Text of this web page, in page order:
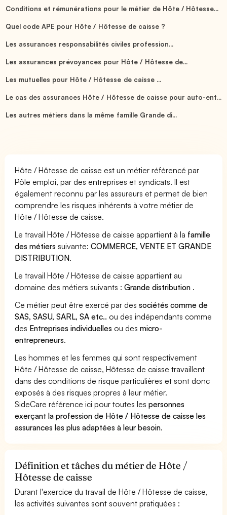
Conditions et rémunérations pour le métier de Hôte / Hôtesse...
Quel code APE pour Hôte / Hôtesse de caisse ?
Les assurances responsabilités civiles profession...
Les assurances prévoyances pour Hôte / Hôtesse de...
Les mutuelles pour Hôte / Hôtesse de caisse ...
Le cas des assurances Hôte / Hôtesse de caisse pour auto-ent...
Les autres métiers dans la même famille Grande di...
Hôte / Hôtesse de caisse est un métier référencé par
Pôle emploi, par des entreprises et syndicats. Il est
également reconnu par les assureurs et permet de bien
comprendre les risques inhérents à votre métier de
Hôte / Hôtesse de caisse.
Le travail Hôte / Hôtesse de caisse appartient à la famille
des métiers suivante:COMMERCE, VENTE ET GRANDE
DISTRIBUTION.
Le travail Hôte / Hôtesse de caisse appartient au
domaine des métiers suivants :Grande distribution .
Ce métier peut être exercé par dessociétés comme de
SAS, SASU, SARL, SA etc.. ou des indépendants comme
des Entreprises individuelles ou desmicro-
entrepreneurs.
Les hommes et les femmes qui sont respectivement
Hôte / Hôtesse de caisse, Hôtesse de caisse travaillent
dans des conditions de risque particulières et sont donc
exposés à des risques propres à leur métier.
SideCare référence ici pour toutes lespersonnes
exerçant la profession de Hôte / Hôtesse de caisse les
assurances les plus adaptées à leur besoin.
Définition et tâches du métier de Hôte /
Hôtesse de caisse
Durant l'exercice du travail de Hôte / Hôtesse de caisse,
les activités suivantes sont souvent pratiquées :